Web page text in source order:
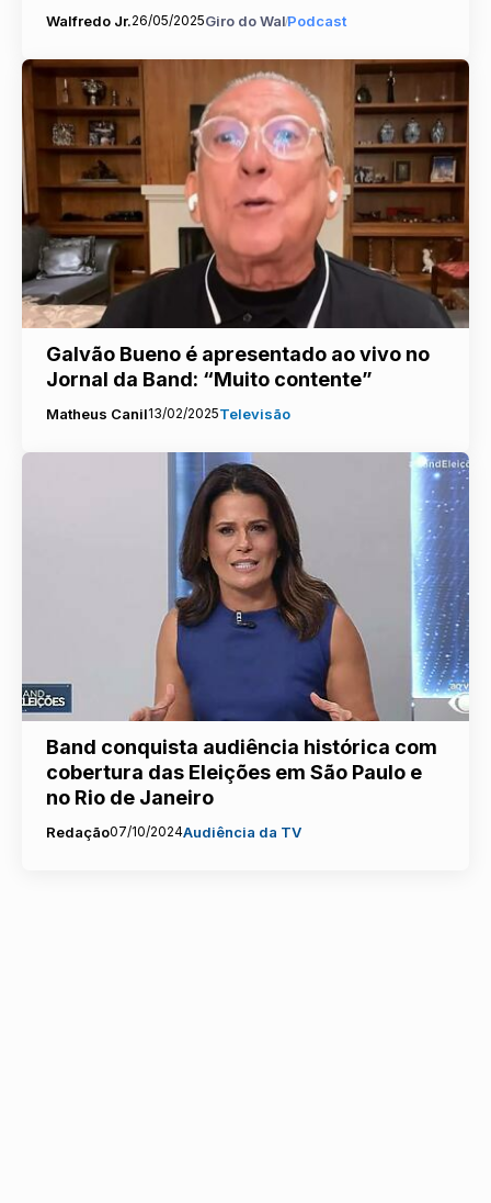
Walfredo Jr.26/05/2025Giro do WalPodcast
Galvão Bueno é apresentado ao vivo no
Jornal da Band: “Muito contente”
Matheus Canil13/02/2025Televisão
Band conquista audiência histórica com
cobertura das Eleições em São Paulo e
no Rio de Janeiro
Redação07/10/2024Audiência da TV